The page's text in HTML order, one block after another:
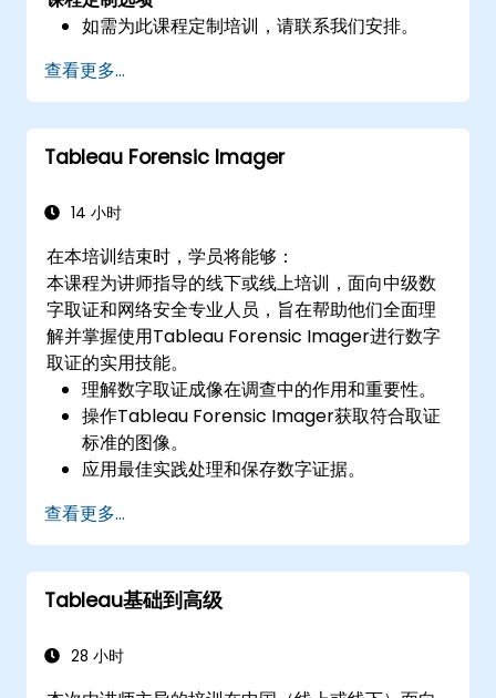
如需为此课程定制培训，请联系我们安排。
查看更多...
Tableau Forensic Imager
14 小时
在本培训结束时，学员将能够：
本课程为讲师指导的线下或线上培训，面向中级数
字取证和网络安全专业人员，旨在帮助他们全面理
解并掌握使用Tableau Forensic Imager进行数字
取证的实用技能。
理解数字取证成像在调查中的作用和重要性。
操作Tableau Forensic Imager获取符合取证
标准的图像。
应用最佳实践处理和保存数字证据。
分析和验证取证图像，确保其完整性和法庭可
采性。
查看更多...
Tableau基础到高级
28 小时